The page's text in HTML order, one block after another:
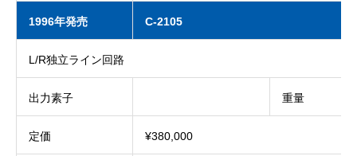
1996年発売 C-2105
L/R独立ライン回路
出力素子 重量
定価 ¥380,000